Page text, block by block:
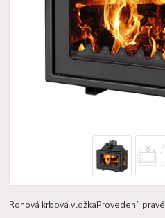
Rohová krbová vložkaProvedení: pravé